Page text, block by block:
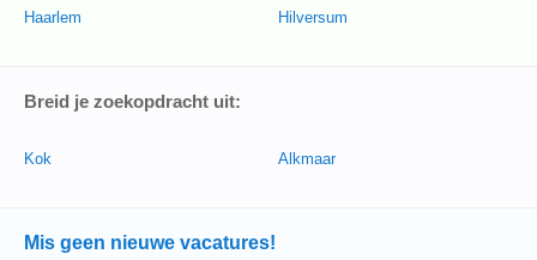
Haarlem Hilversum
Breid je zoekopdracht uit:
Kok Alkmaar
Mis geen nieuwe vacatures!